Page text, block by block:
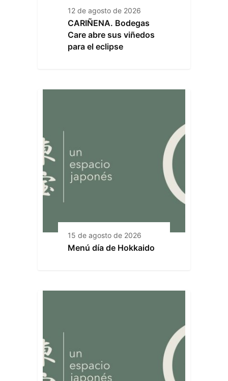
12 de agosto de 2026
CARIÑENA. Bodegas
Care abre sus viñedos
para el eclipse
15 de agosto de 2026
Menú día de Hokkaido